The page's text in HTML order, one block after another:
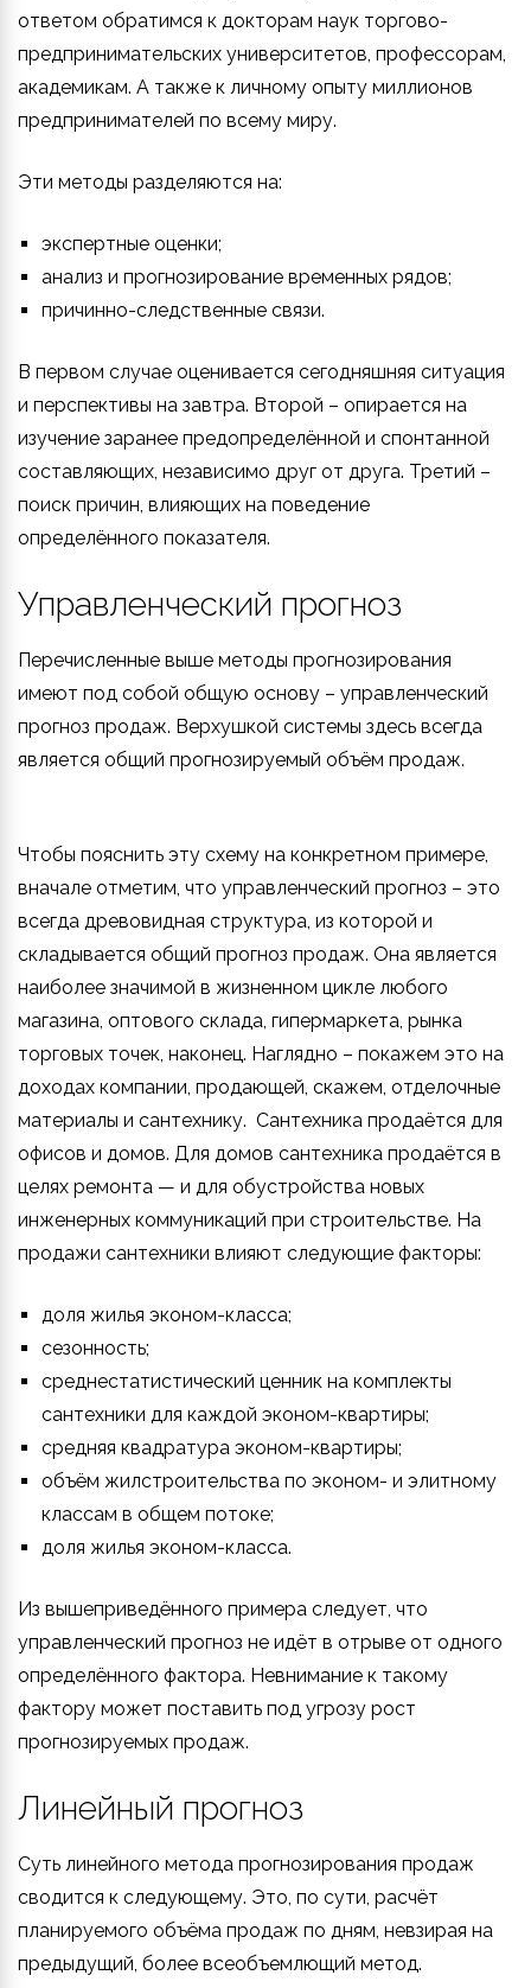
ответом обратимся к докторам наук торгово-
предпринимательских университетов, профессорам,
академикам. А также к личному опыту миллионов
предпринимателей по всему миру.
Эти методы разделяются на:
экспертные оценки;
анализ и прогнозирование временных рядов;
причинно-следственные связи.
В первом случае оценивается сегодняшняя ситуация
и перспективы на завтра. Второй – опирается на
изучение заранее предопределённой и спонтанной
составляющих, независимо друг от друга. Третий –
поиск причин, влияющих на поведение
определённого показателя.
Управленческий прогноз
Перечисленные выше методы прогнозирования
имеют под собой общую основу – управленческий
прогноз продаж. Верхушкой системы здесь всегда
является общий прогнозируемый объём продаж.
Чтобы пояснить эту схему на конкретном примере,
вначале отметим, что управленческий прогноз – это
всегда древовидная структура, из которой и
складывается общий прогноз продаж. Она является
наиболее значимой в жизненном цикле любого
магазина, оптового склада, гипермаркета, рынка
торговых точек, наконец. Наглядно – покажем это на
доходах компании, продающей, скажем, отделочные
материалы и сантехнику. Сантехника продаётся для
офисов и домов. Для домов сантехника продаётся в
целях ремонта — и для обустройства новых
инженерных коммуникаций при строительстве. На
продажи сантехники влияют следующие факторы:
доля жилья эконом-класса;
сезонность;
среднестатистический ценник на комплекты
сантехники для каждой эконом-квартиры;
средняя квадратура эконом-квартиры;
объём жилстроительства по эконом- и элитному
классам в общем потоке;
доля жилья эконом-класса.
Из вышеприведённого примера следует, что
управленческий прогноз не идёт в отрыве от одного
определённого фактора. Невнимание к такому
фактору может поставить под угрозу рост
прогнозируемых продаж.
Линейный прогноз
Суть линейного метода прогнозирования продаж
сводится к следующему. Это, по сути, расчёт
планируемого объёма продаж по дням, невзирая на
предыдущий, более всеобъемлющий метод.